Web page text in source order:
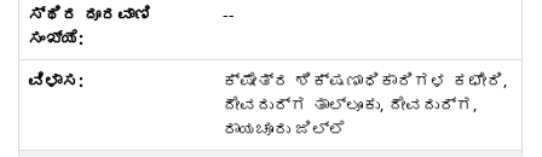
--
ಕ್ಷೇತ್ರ ಶಿಕ್ಷಣಾಧಿಕಾರಿಗಳ ಕಛೇರಿ,
ದೇವದುರ್ಗ ತಾಲ್ಲೂಕು, ದೇವದುರ್ಗ,
ರಾಯಚೂರು ಜಿಲ್ಲೆ